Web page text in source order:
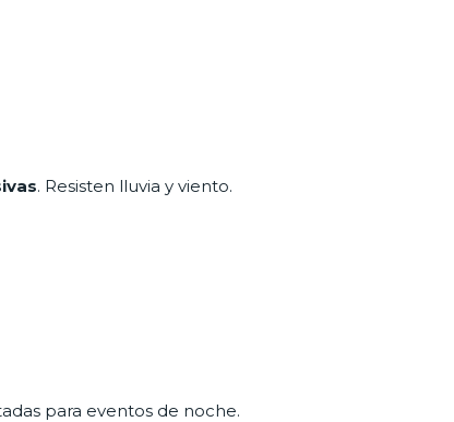
. Resisten lluvia y viento.
para eventos de noche.